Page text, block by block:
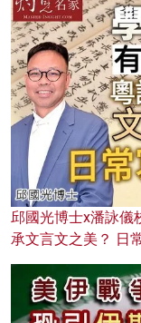
邱國光博士x潘詠儀
承文言文之美？ 日